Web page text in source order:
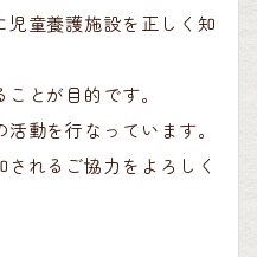
児童養護施設を正しく知
とが目的です。
動を行なっています。
れるご協力をよろしく